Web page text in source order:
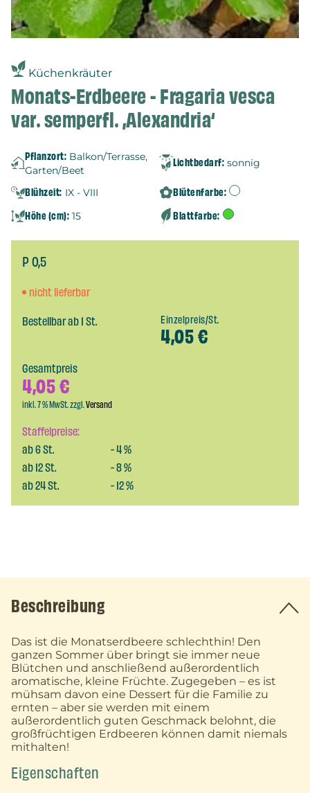
Küchenkräuter
Monats-Erdbeere - Fragaria vesca
var. semperfl. ‚Alexandria‘
Pflanzort: Balkon/Terrasse,
Garten/Beet
Lichtbedarf: sonnig
Blühzeit: IX - VIII
Blütenfarbe:
Höhe (cm): 15 Blattfarbe:
P 0,5
nicht lieferbar
Bestellbar ab 1 St.
Einzelpreis/St.
4,05€
Staffelpreise:
ab6St. -4%
ab12St. -8%
ab24St. -12%
Gesamtpreis
4,05€
inkl. 7 % MwSt. zzgl.Versand
Beschreibung
Das ist die Monatserdbeere schlechthin! Den
ganzen Sommer über bringt sie immer neue
Blütchen und anschließend außerordentlich
aromatische, kleine Früchte. Zugegeben – es ist
mühsam davon eine Dessert für die Familie zu
ernten – aber sie werden mit einem
außerordentlich guten Geschmack belohnt, die
großfrüchtigen Erdbeeren können damit niemals
mithalten!
Eigenschaften